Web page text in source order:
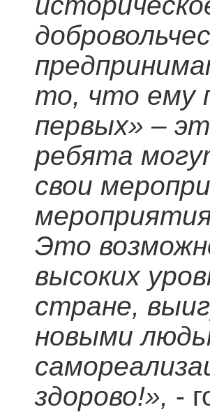
то, что ему
первых» –
ребята
свои
Это
высоких
стране,
новыми
здорово!», -